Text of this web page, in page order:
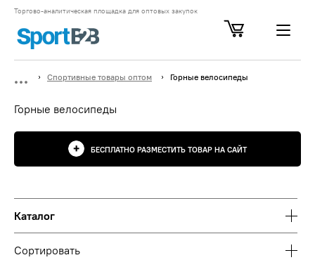
Торгово-аналитическая площадка для оптовых закупок
Спортивные товары оптом Горные велосипеды
Горные велосипеды
БЕСПЛАТНО РАЗМЕСТИТЬ ТОВАР НА САЙТ
Каталог
Сортировать